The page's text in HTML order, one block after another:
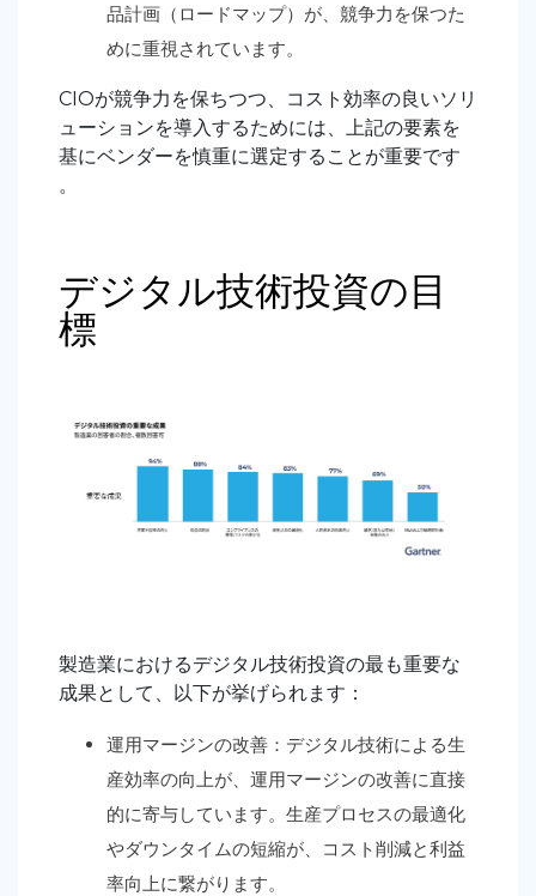
品計画（ロードマップ）が、競争力を保つた
めに重視されています。
CIOが競争力を保ちつつ、コスト効率の良いソリ
ューションを導入するためには、上記の要素を
基にベンダーを慎重に選定することが重要です
。
デジタル技術投資の目
標
製造業におけるデジタル技術投資の最も重要な
成果として、以下が挙げられます ：
運用マージンの改善：デジタル技術による生
産効率の向上が、運用マージンの改善に直接
的に寄与しています。生産プロセスの最適化
やダウンタイムの短縮が、コスト削減と利益
率向上に繋がります。